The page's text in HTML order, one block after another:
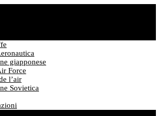
giapponese
Force
l’air
Sovietica